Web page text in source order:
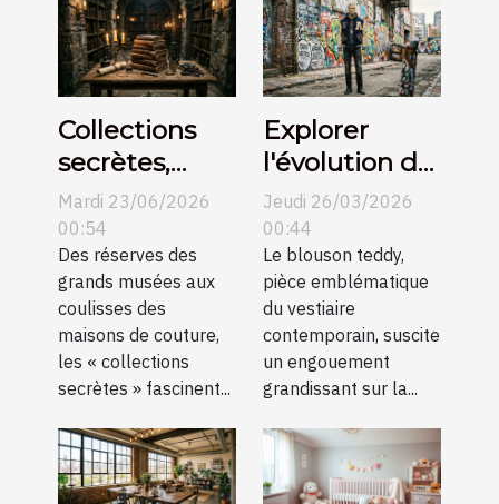
Collections
secrètes,
histoires
méconnues
Mardi 23/06/2026
00:54
Des réserves des
grands musées aux
coulisses des
maisons de couture,
les « collections
secrètes » fascinent...
Explorer
l'évolution du
blouson
teddy dans la
mode
mondiale
Jeudi 26/03/2026
00:44
Le blouson teddy,
pièce emblématique
du vestiaire
contemporain, suscite
un engouement
grandissant sur la...